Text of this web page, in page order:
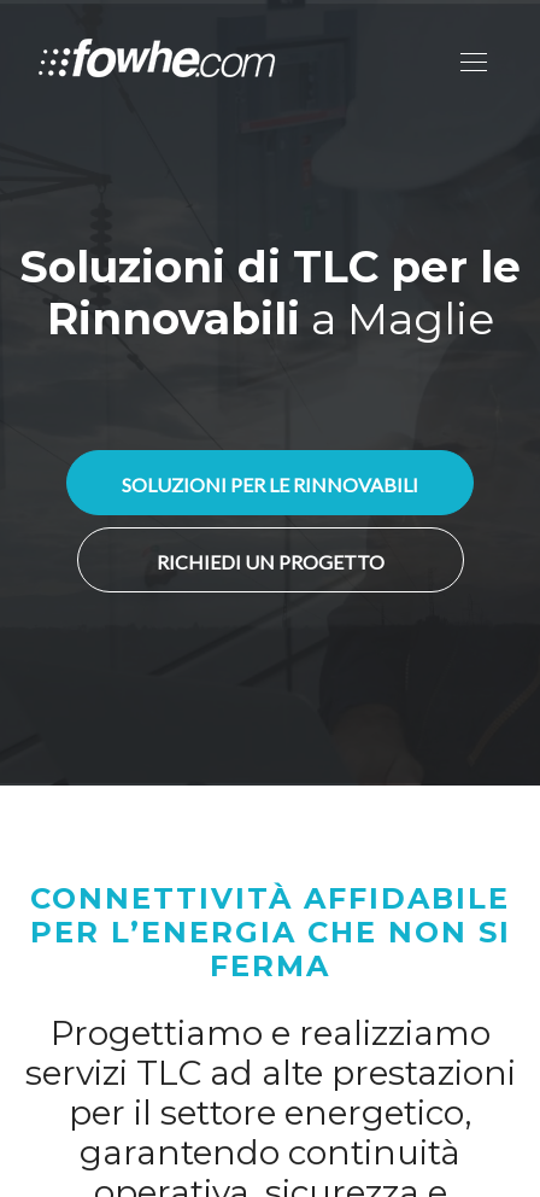
Soluzioni di TLC per le
Rinnovabili a Maglie
SOLUZIONI PER LE RINNOVABILI
RICHIEDI UN PROGETTO
CONNETTIVITÀ AFFIDABILE
PER L’ENERGIA CHE NON SI
FERMA
Progettiamo e realizziamo
servizi TLC ad alte prestazioni
per il settore energetico,
garantendo continuità